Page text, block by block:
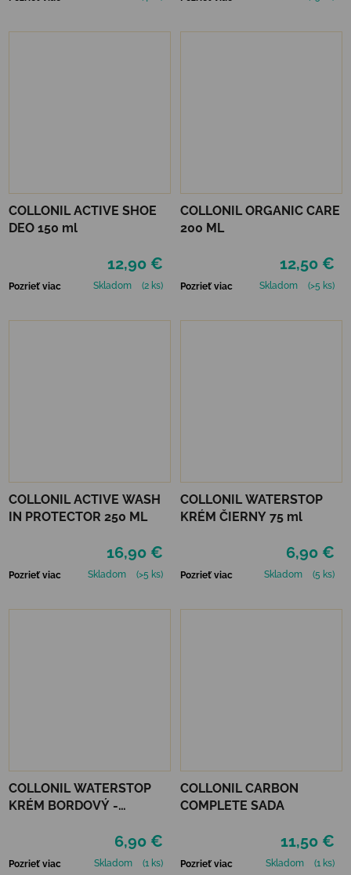
COLLONIL ACTIVE SHOE
DEO 150 ml
12,90 €
Pozrieť viac Skladom (2 ks)
COLLONIL ORGANIC CARE
200 ML
12,50 €
Pozrieť viac Skladom (>5 ks)
COLLONIL ACTIVE WASH
IN PROTECTOR 250 ML
16,90 €
Pozrieť viac Skladom (>5 ks)
COLLONIL WATERSTOP
KRÉM ČIERNY 75 ml
6,90 €
Pozrieť viac Skladom (5 ks)
COLLONIL WATERSTOP
KRÉM BORDOVÝ -
6,90 €
Pozrieť viac Skladom (1 ks)
COLLONIL CARBON
COMPLETE SADA
11,50 €
Pozrieť viac Skladom (1 ks)